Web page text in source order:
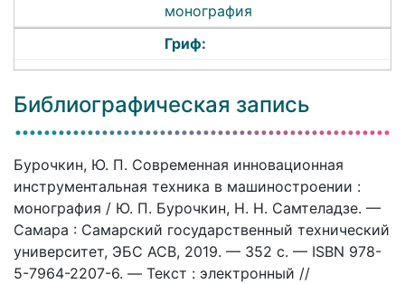
монография
Гриф:
Библиографическая запись
Бурочкин, Ю. П. Современная инновационная
инструментальная техника в машиностроении :
монография / Ю. П. Бурочкин, Н. Н. Самтеладзе. —
Самара : Самарский государственный технический
университет, ЭБС АСВ, 2019. — 352 c. — ISBN 978-
5-7964-2207-6. — Текст : электронный //